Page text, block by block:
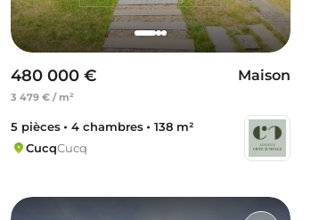
480 000 €
3 479 € / m²
Maison
5 pièces 4 chambres
138 m²
CucqCucq